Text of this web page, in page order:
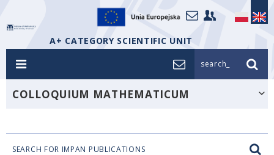
A+ CATEGORY SCIENTIFIC UNIT
search_
COLLOQUIUM MATHEMATICUM
SEARCH FOR IMPAN PUBLICATIONS